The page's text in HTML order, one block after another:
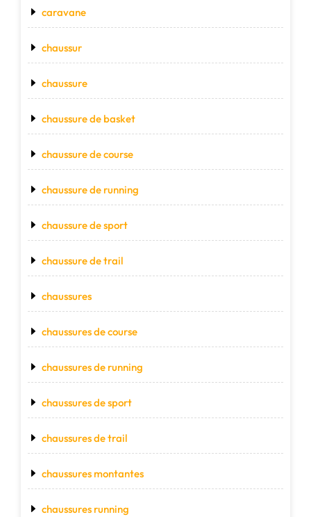
caravane
chaussur
chaussure
chaussure de basket
chaussure de course
chaussure de running
chaussure de sport
chaussure de trail
chaussures
chaussures de course
chaussures de running
chaussures de sport
chaussures de trail
chaussures montantes
chaussures running